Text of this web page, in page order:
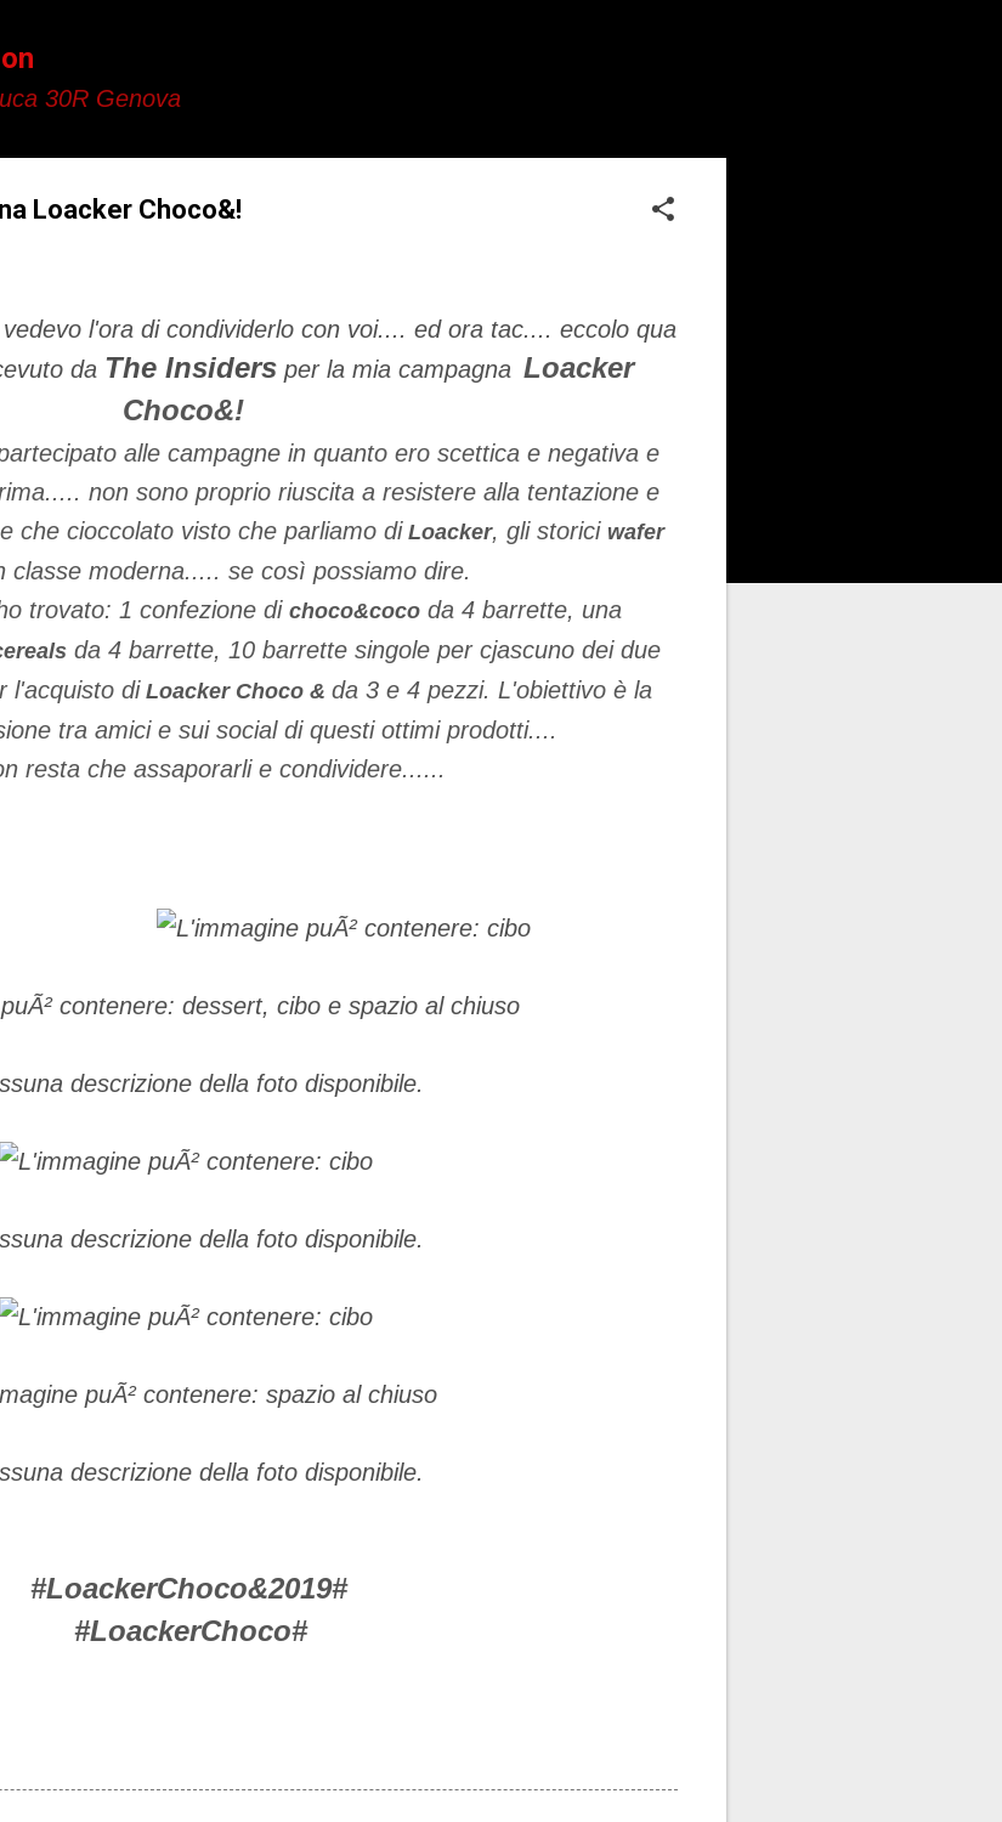
30R Genova
Loacker Choco&!
l'ora di condividerlo con voi.... ed ora tac.... eccolo qua
da The Insidersper la mia campagna Loacker
Choco&!
alle campagne in quanto ero scettica e negativa e
non sono proprio riuscita a resistere alla tentazione e
che cioccolato visto che parliamo di Loacker, gli storici wafer
classe moderna..... se così possiamo dire.
trovato: 1 confezione di choco&cocoda 4 barrette, una
da 4 barrette, 10 barrette singole per cjascuno dei due
l'acquisto di Loacker Choco & da 3 e 4 pezzi. L'obiettivo è la
tra amici e sui social di questi ottimi prodotti....
resta che assaporarli e condividere......
#LoackerChoco&2019#
#LoackerChoco#